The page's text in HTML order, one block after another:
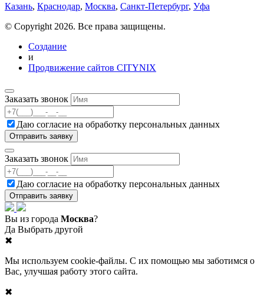
Казань, Краснодар, Москва, Санкт-Петербург, Уфа
© Copyright 2026. Все права защищены.
Создание
и
Продвижение сайтов CITYNIX
Заказать звонок
Даю согласие на обработку персональных данных
Заказать звонок
Даю согласие на обработку персональных данных
Вы из города Москва?
Да Выбрать другой
✖
Мы используем cookie-файлы. С их помощью мы заботимся о
Вас, улучшая работу этого сайта.
✖